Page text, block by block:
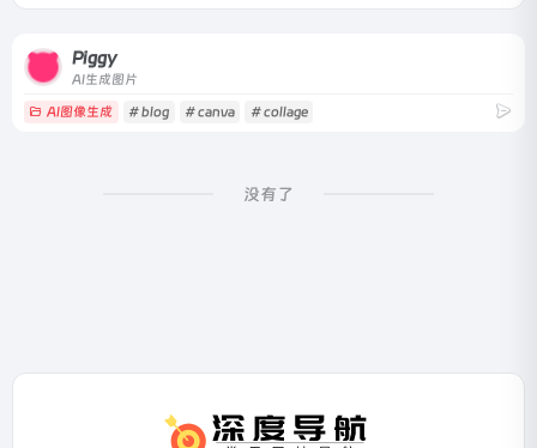
Piggy
AI生成图片
AI图像生成 # blog # canva # collage
没有了